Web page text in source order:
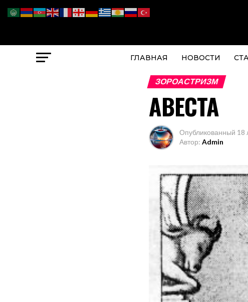
ГЛАВНАЯ НОВОСТИ
ЗОРОАСТРИЗМ
АВЕСТА
Опубликованный 18
Автор: Admin